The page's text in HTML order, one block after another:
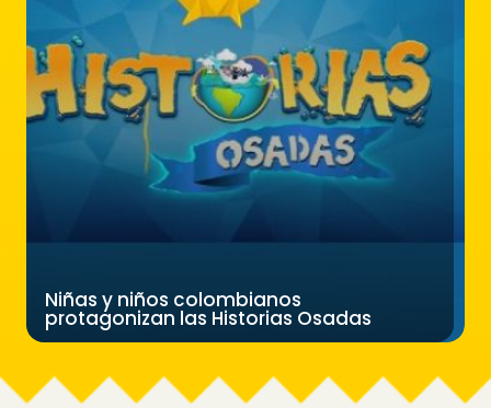
Niñas y niños colombianos
protagonizan las Historias Osadas